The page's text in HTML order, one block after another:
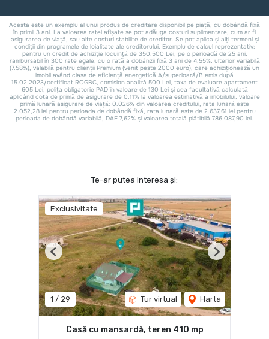
Te-ar putea interesa și:
Exclusivitate
1 / 29 Tur virtual Harta
Previous Next
Casă cu mansardă, teren 410 mp